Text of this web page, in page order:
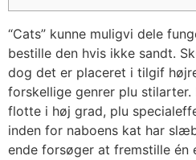
“Cats” kunne muligvi dele
bestille den hvis ikke sandt.
dog det er placeret i tilgif
forskellige genrer plu stilarter.
flotte i høj grad, plu
inden for naboens kat har
ende forsøger at fremstille én